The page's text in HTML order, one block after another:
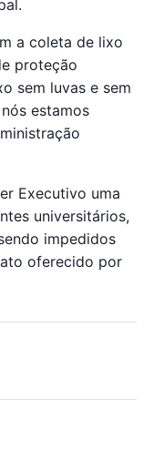
a coleta de lixo
proteção
sem luvas e sem
estamos
Executivo uma
universitários,
impedidos
oferecido por